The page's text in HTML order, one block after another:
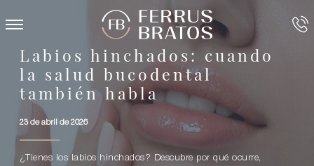
Labios hinchados: cuando
la salud bucodental
también habla
23 de abril de 2026
¿Tienes los labios hinchados? Descubre por qué ocurre,